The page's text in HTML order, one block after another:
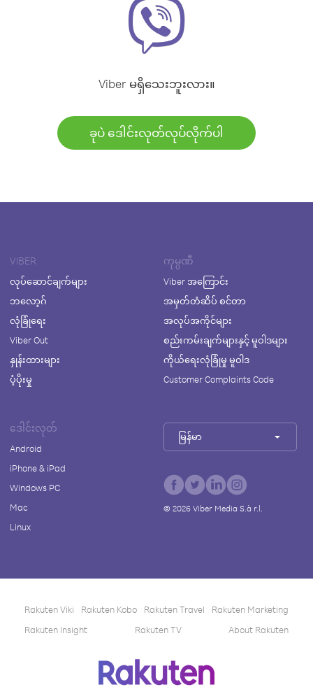
Viber မရှိသေးဘူးလား။
ခုပဲ ဒေါင်းလုတ်လုပ်လိုက်ပါ
VIBER
လုပ်ဆောင်ချက်များ
ဘလော့ဂ်
လုံခြုံရေး
Viber Out
နှုန်းထားများ
ပံ့ပိုးမှု
ကုမ္ပဏီ
Viber အကြောင်း
အမှတ်တံဆိပ် စင်တာ
အလုပ်အကိုင်များ
စည်းကမ်းချက်များနှင့် မူဝါဒများ
ကိုယ်ရေးလုံခြုံမှု မူဝါဒ
Customer Complaints Code
ဒေါင်းလုတ်
Android
iPhone & iPad
Windows PC
Mac
Linux
မြန်မာ
© 2026Viber Media S.à r.l.
Rakuten Viki Rakuten Kobo Rakuten Travel
Rakuten Marketing
Rakuten Insight
Rakuten TV About Rakuten